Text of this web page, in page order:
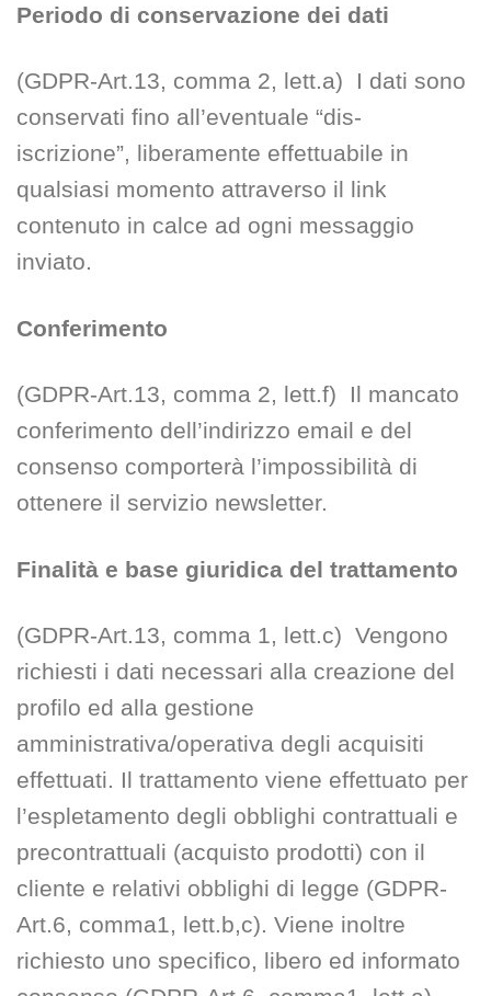
Periodo di conservazione dei dati
(GDPR-Art.13, comma 2, lett.a) I dati sono
conservati fino all’eventuale “dis-
iscrizione”, liberamente effettuabile in
qualsiasi momento attraverso il link
contenuto in calce ad ogni messaggio
inviato.
Conferimento
(GDPR-Art.13, comma 2, lett.f) Il mancato
conferimento dell’indirizzo email e del
consenso comporterà l’impossibilità di
ottenere il servizio newsletter.
Finalità e base giuridica del trattamento
(GDPR-Art.13, comma 1, lett.c) Vengono
richiesti i dati necessari alla creazione del
profilo ed alla gestione
amministrativa/operativa degli acquisiti
effettuati. Il trattamento viene effettuato per
l’espletamento degli obblighi contrattuali e
precontrattuali (acquisto prodotti) con il
cliente e relativi obblighi di legge (GDPR-
Art.6, comma1, lett.b,c). Viene inoltre
richiesto uno specifico, libero ed informato